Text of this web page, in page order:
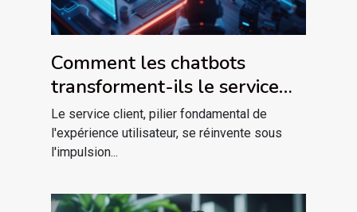
Comment les chatbots
transforment-ils le service
client dans le marketing
digital ?
Le service client, pilier fondamental de
l'expérience utilisateur, se réinvente sous
l'impulsion...